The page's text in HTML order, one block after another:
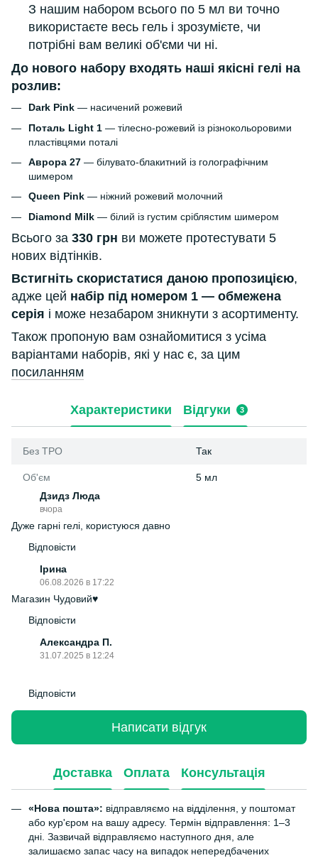
З нашим набором всього по 5 мл ви точно
використаєте весь гель і зрозумієте, чи
потрібні вам великі об'єми чи ні.
До нового набору входять наші якісні гелі на
розлив:
Dark Pink — насичений рожевий
Поталь Light 1 — тілесно-рожевий із різнокольоровими
пластівцями поталі
Аврора 27 — білувато-блакитний із голографічним
шимером
Queen Pink — ніжний рожевий молочний
Diamond Milk — білий із густим сріблястим шимером
Всього за 330 грн ви можете протестувати 5
нових відтінків.
Встигніть скористатися даною пропозицією,
адже цей набір під номером 1 — обмежена
серія і може незабаром зникнути з асортименту.
Також пропоную вам ознайомитися з усіма
варіантами наборів, які у нас є, за цим
посиланням
Характеристики Відгуки 3
Без ТРО Так
Об'єм
5 мл
Дзидз Люда
вчора
Дуже гарні гелі, користуюся давно
Відповісти
Ірина
06.08.2026 в 17:22
Магазин Чудовий♥️
Відповісти
Александра П.
31.07.2025 в 12:24
Відповісти
Написати відгук
Доставка Оплата Консультація
«Нова пошта»: відправляємо на відділення, у поштомат
або кур'єром на вашу адресу. Термін відправлення: 1–3
дні. Зазвичай відправляємо наступного дня, але
залишаємо запас часу на випадок непередбачених